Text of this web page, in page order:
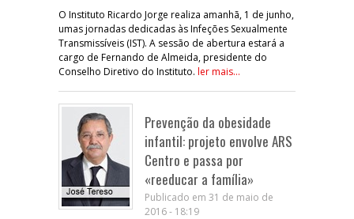
O Instituto Ricardo Jorge realiza amanhã, 1 de junho,
umas jornadas dedicadas às Infeções Sexualmente
Transmissíveis (IST). A sessão de abertura estará a
cargo de Fernando de Almeida, presidente do
Conselho Diretivo do Instituto. ler mais...
Prevenção da obesidade
infantil: projeto envolve ARS
Centro e passa por
«reeducar a família»
Publicado em 31 de maio de
2016 - 18:19